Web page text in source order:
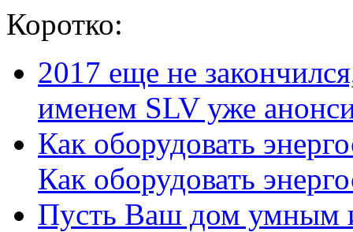
Коротко:
2017 еще не
именем SLV уже
Как оборудовать
Как оборудовать
Пусть Ваш дом умным